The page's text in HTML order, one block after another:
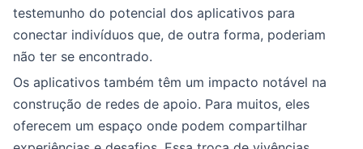
testemunho do potencial dos aplicativos para
conectar indivíduos que, de outra forma, poderiam
não ter se encontrado.
Os aplicativos também têm um impacto notável na
construção de redes de apoio. Para muitos, eles
oferecem um espaço onde podem compartilhar